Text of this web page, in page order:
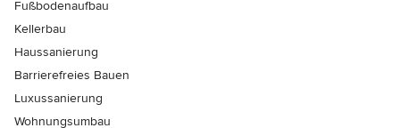
Fußbodenaufbau
Kellerbau
Haussanierung
Barrierefreies Bauen
Luxussanierung
Wohnungsumbau